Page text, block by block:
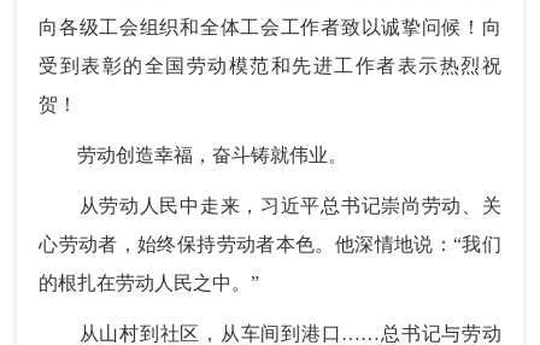
向各级工会组织和全体工会工作者致以诚挚问候！向
受到表彰的全国劳动模范和先进工作者表示热烈祝
贺！
劳动创造幸福，奋斗铸就伟业。
从劳动人民中走来，习近平总书记崇尚劳动、关
心劳动者，始终保持劳动者本色。他深情地说：“我们
的根扎在劳动人民之中。”
从山村到社区，从车间到港口……总书记与劳动